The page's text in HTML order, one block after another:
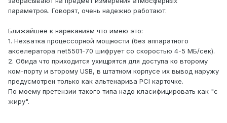
параметров. Говорят, очень надежно работают.
Ближайшее к нареканиям что имею это:
1. Нехватка процессорной мощности (без аппаратного
акселератора net5501-70 шифрует со скоростью 4-5 МБ/сек).
2. Обида что приходится ухищрятся для доступа ко второму
ком-порту и второму USB, в штатном корпусе их вывод наружу
предусмотрен только как альтенарива PCI карточке.
По моему претензии такого типа надо класифицировать как "с
жиру".